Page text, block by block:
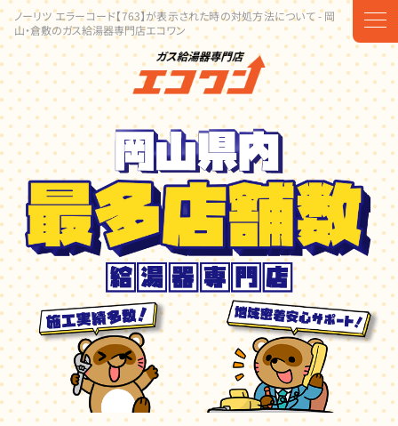
ノーリツ エラーコード【763】が表示された時の対処方法について - 岡
山・倉敷のガス給湯器専門店エコワン
t
o
l
e
n
a
g
a
t
i
o